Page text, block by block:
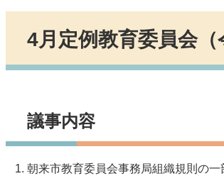
4月定例教育委員会（
議事内容
朝来市教育委員会事務局組織規則の